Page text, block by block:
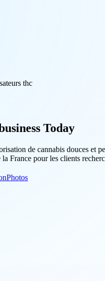
thc
Today
de cannabis douces et
France pour les clients
Photos